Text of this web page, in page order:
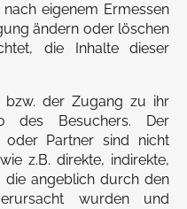
eigenem Ermessen
ändern oder löschen
die Inhalte dieser
bzw. der Zugang zu ihr
des Besuchers. Der
oder Partner sind nicht
z.B. direkte, indirekte,
die angeblich durch den
wurden und